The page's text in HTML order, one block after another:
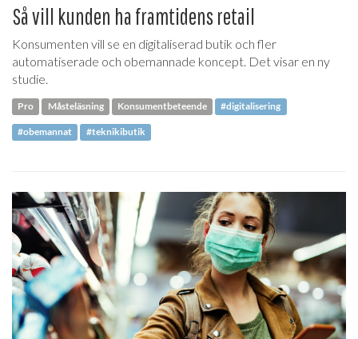
Så vill kunden ha framtidens retail
Konsumenten vill se en digitaliserad butik och fler
automatiserade och obemannade koncept. Det visar en ny
studie.
Pro Måsteläsning Konsumentbeteende #digitalisering
#obemannat #teknikibutik